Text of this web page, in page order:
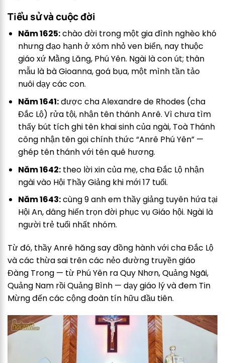
Tiểu sử và cuộc đời
Năm 1625:chào đời trong một gia đình nghèo khó
nhưng đạo hạnh ở xóm nhỏ ven biển, nay thuộc
giáo xứ Mằng Lăng, Phú Yên. Ngài là con út; thân
mẫu là bà Gioanna, goá bụa, một mình tần tảo
nuôi dạy các con.
Năm 1641:được cha Alexandre de Rhodes (cha
Đắc Lộ) rửa tội, nhận tên thánh Anrê. Vì chưa tìm
thấy bút tích ghi tên khai sinh của ngài, Toà Thánh
công nhận tên gọi chính thức “Anrê Phú Yên” —
ghép tên thánh với tên quê hương.
Năm 1642:theo lời xin của mẹ, cha Đắc Lộ nhận
ngài vào Hội Thầy Giảng khi mới 17 tuổi.
Năm 1643:cùng 9 anh em thầy giảng tuyên hứa tại
Hội An, dâng hiến trọn đời phục vụ Giáo hội. Ngài là
người trẻ tuổi nhất nhóm.
Từ đó, thầy Anrê hăng say đồng hành với cha Đắc Lộ
và các thừa sai trên các nẻo đường truyền giáo
Đàng Trong — từ Phú Yên ra Quy Nhơn, Quảng Ngãi,
Quảng Nam rồi Quảng Bình — dạy giáo lý và đem Tin
Mừng đến các cộng đoàn tín hữu đầu tiên.